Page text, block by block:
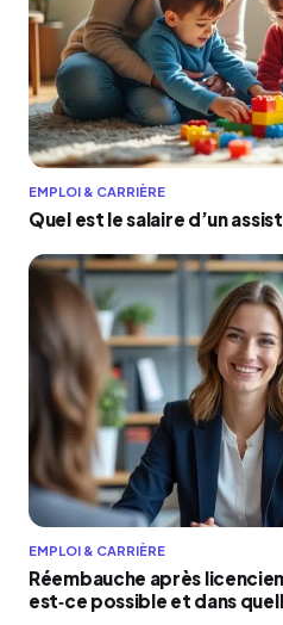
EMPLOI & CARRIÈRE
Quel est le salaire d’un
EMPLOI & CARRIÈRE
Réembauche après
est‑ce possible et dans